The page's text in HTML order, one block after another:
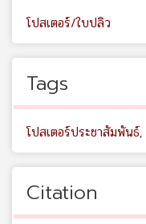
โปสเตอร์/ใบปลิว
Tags
โปสเตอร์ประชาสัมพันธ์,
Citation